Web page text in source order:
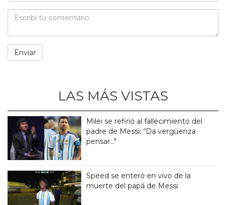
LAS MÁS VISTAS
Milei se refirió al fallecimiento del
padre de Messi: “Da vergüenza
pensar..."
Speed se enteró en vivo de la
muerte del papá de Messi